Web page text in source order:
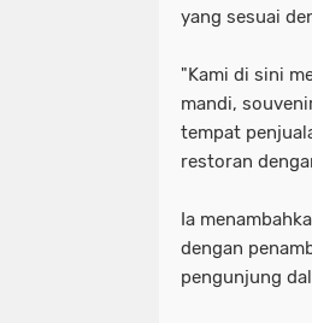
yang sesuai
"Kami di sini
mandi,
tempat
restoran
Ia
dengan
pengunjung